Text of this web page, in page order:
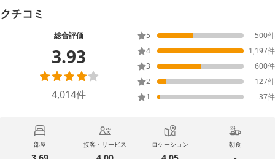
クチコミ
総合評価
3.93
4,014件
5 500件
4
1,197件
3
600件
2
127件
1
37件
部屋 接客・サービス ロケーション 朝食